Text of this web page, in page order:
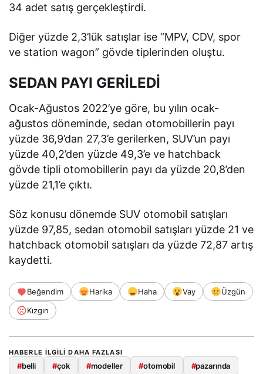
34 adet satış gerçekleştirdi.
Diğer yüzde 2,3’lük satışlar ise “MPV, CDV, spor
ve station wagon” gövde tiplerinden oluştu.
SEDAN PAYI GERİLEDİ
Ocak-Ağustos 2022’ye göre, bu yılın ocak-
ağustos döneminde, sedan otomobillerin payı
yüzde 36,9’dan 27,3’e gerilerken, SUV’un payı
yüzde 40,2’den yüzde 49,3’e ve hatchback
gövde tipli otomobillerin payı da yüzde 20,8’den
yüzde 21,1’e çıktı.
Söz konusu dönemde SUV otomobil satışları
yüzde 97,85, sedan otomobil satışları yüzde 21 ve
hatchback otomobil satışları da yüzde 72,87 artış
kaydetti.
Beğendim Harika Haha Vay
Üzgün
Kızgın
HABERLE ILGILI DAHA FAZLASI
#belli #çok #modeller #otomobil #pazarında